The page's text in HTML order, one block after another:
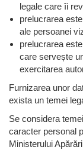
legale care îi
prelucrarea
ale persoanei
prelucrarea
care servește
exercitarea
Furnizarea unor
exista un temei
Se considera
caracter personal
Ministerului